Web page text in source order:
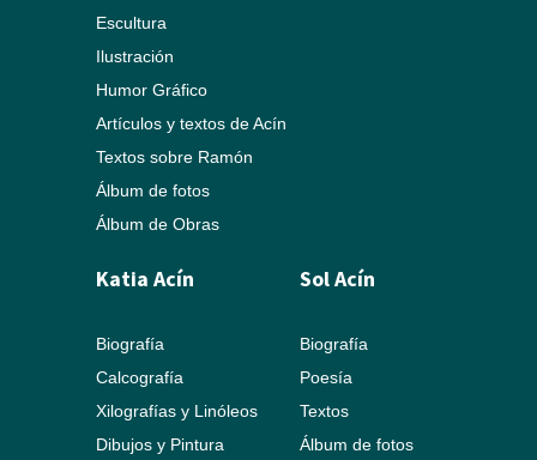
Escultura
Ilustración
Humor Gráfico
Artículos y textos de Acín
Textos sobre Ramón
Álbum de fotos
Álbum de Obras
Katia Acín
Biografía
Calcografía
Xilografías y Linóleos
Dibujos y Pintura
Sol Acín
Biografía
Poesía
Textos
Álbum de fotos